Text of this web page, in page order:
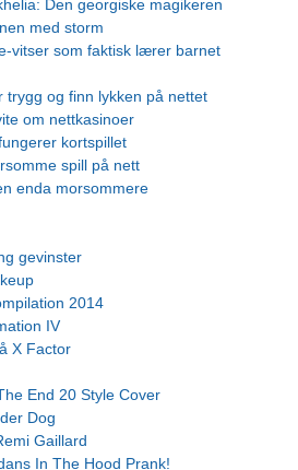
Den georgiske magikeren
med storm
vitser som faktisk lærer barnet
trygg og finn lykken på nettet
om nettkasinoer
kortspillet
spill på nett
enda morsommere
gevinster
2014
IV
X Factor
End 20 Style Cover
Dog
Gaillard
In The Hood Prank!